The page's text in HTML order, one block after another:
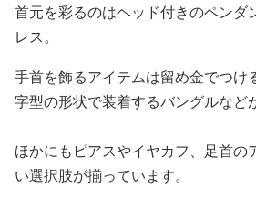
首元を彩るのはヘッド付きのペンダ
レス。
手首を飾るアイテムは留め金でつけ
字型の形状で装着するバングルなど
ほかにもピアスやイヤカフ、足首の
い選択肢が揃っています。